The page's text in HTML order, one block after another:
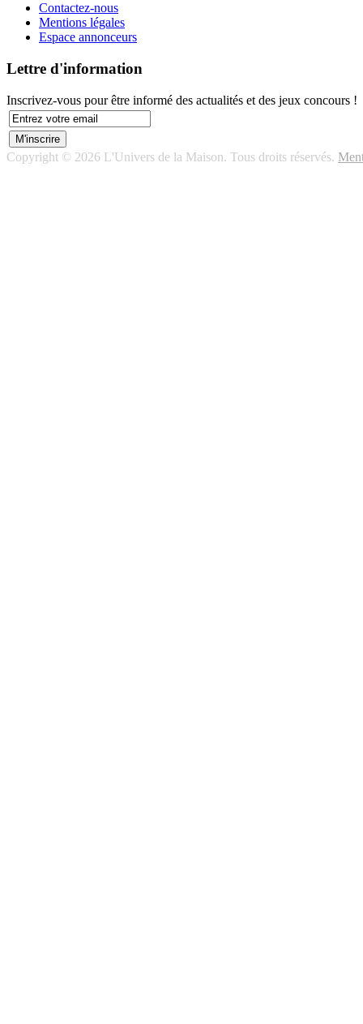
Contactez-nous
Mentions légales
Espace annonceurs
Lettre d'information
Inscrivez-vous pour être informé des actualités et des jeux concours !
Copyright © 2026 L'Univers de la Maison. Tous droits réservés.